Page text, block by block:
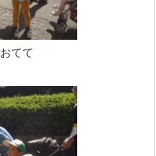
てて